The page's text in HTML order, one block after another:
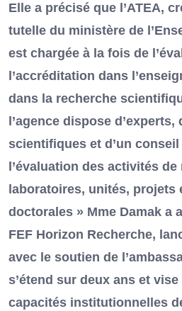
Elle a précisé que l’ATEA,
tutelle du ministère de
est chargée à la fois de
l’accréditation dans
dans la recherche
l’agence dispose
scientifiques et d’un
l’évaluation des activités
laboratoires, unités, projets
doctorales » Mme Damak a
FEF Horizon Recherche,
avec le soutien de
s’étend sur deux ans et
capacités institutionnelles